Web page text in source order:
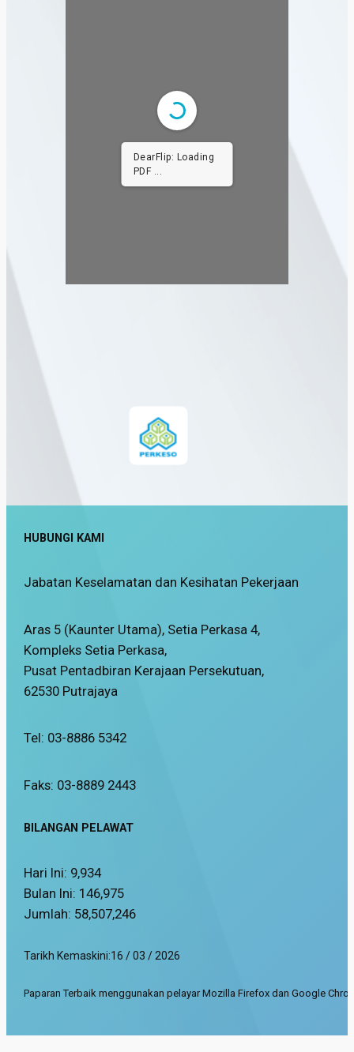
DearFlip: Loading
PDF 100% ...
HUBUNGI KAMI
Jabatan Keselamatan dan Kesihatan Pekerjaan
Aras 5 (Kaunter Utama), Setia Perkasa 4,
Kompleks Setia Perkasa,
Pusat Pentadbiran Kerajaan Persekutuan,
62530 Putrajaya
Tel: 03-8886 5342
Faks: 03-8889 2443
BILANGAN PELAWAT
Hari Ini: 9,934
Bulan Ini: 146,975
Jumlah: 58,507,246
Tarikh Kemaskini:16 / 03 / 2026
Paparan Terbaik menggunakan pelayar Mozilla Firefox dan Google